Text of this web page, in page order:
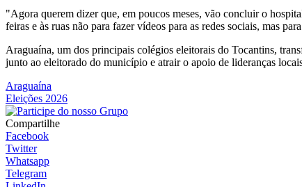
"Agora querem dizer que, em poucos meses, vão concluir o
feiras e às ruas não para fazer vídeos para as redes sociais, mas
Araguaína, um dos principais colégios eleitorais do Tocantins,
junto ao eleitorado do município e atrair o apoio de lideranças
Araguaína
Eleições 2026
Compartilhe
Facebook
Twitter
Whatsapp
Telegram